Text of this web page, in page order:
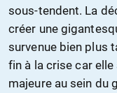
sous-tendent. La
créer une
survenue bien plus
fin à la crise car
majeure au sein du